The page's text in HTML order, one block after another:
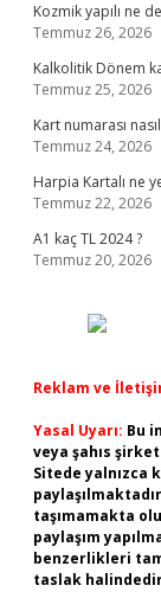
Kozmik yapılı ne
Temmuz 26, 2026
Kalkolitik Dönem
Temmuz 25, 2026
Kart numarası
Temmuz 24, 2026
Harpia Kartalı ne
Temmuz 22, 2026
A1 kaç TL 2024 ?
Temmuz 20, 2026
Reklam ve
Yasal Uyarı: Bu
veya şahıs
Sitede yalnızca
taşımamakta
paylaşım
benzerlikleri
taslak